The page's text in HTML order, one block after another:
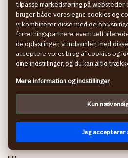
opvarmning af din bolig.
Elvarme er en af de
CO2-aftryk – kun overgået af
Energihjem).
Fordele
Billigt at anskaffe
Simpelt (kræver blot en
tilpasse markedsføring på websteder
bruger både vores egne cookies og
vi kombinerer disse med de
forretningspartnere eventuelt
de oplysninger, vi indsamler, med
acceptere vores brug af cookies og
dine indstillinger, og du kan altid
Mere information og indstillinger
Kun
Jeg accepterer